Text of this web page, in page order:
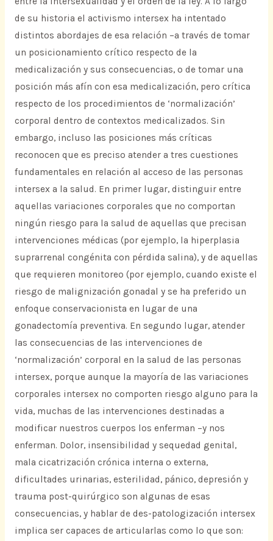
de su historia el activismo intersex ha intentado
distintos abordajes de esa relación –a través de tomar
un posicionamiento crítico respecto de la
medicalización y sus consecuencias, o de tomar una
posición más afín con esa medicalización, pero crítica
respecto de los procedimientos de ‘normalización’
corporal dentro de contextos medicalizados. Sin
embargo, incluso las posiciones más críticas
reconocen que es preciso atender a tres cuestiones
fundamentales en relación al acceso de las personas
intersex a la salud. En primer lugar, distinguir entre
aquellas variaciones corporales que no comportan
ningún riesgo para la salud de aquellas que precisan
intervenciones médicas (por ejemplo, la hiperplasia
suprarrenal congénita con pérdida salina), y de aquellas
que requieren monitoreo (por ejemplo, cuando existe el
riesgo de malignización gonadal y se ha preferido un
enfoque conservacionista en lugar de una
gonadectomía preventiva. En segundo lugar, atender
las consecuencias de las intervenciones de
‘normalización’ corporal en la salud de las personas
intersex, porque aunque la mayoría de las variaciones
corporales intersex no comporten riesgo alguno para la
vida, muchas de las intervenciones destinadas a
modificar nuestros cuerpos los enferman –y nos
enferman. Dolor, insensibilidad y sequedad genital,
mala cicatrización crónica interna o externa,
dificultades urinarias, esterilidad, pánico, depresión y
trauma post-quirúrgico son algunas de esas
consecuencias, y hablar de des-patologización intersex
implica ser capaces de articularlas como lo que son: